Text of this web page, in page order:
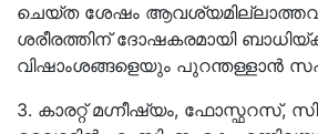
ചെയ്ത ശേഷം
ശരീരത്തിന്‌ ദോഷകരമായി
വിഷാംശങ്ങളെയും പുറന്തള്ളാൻ
3. കാരറ്റ്‌ മഗ്നീഷ്യം, ഫോസ്ഫറസ്‌,